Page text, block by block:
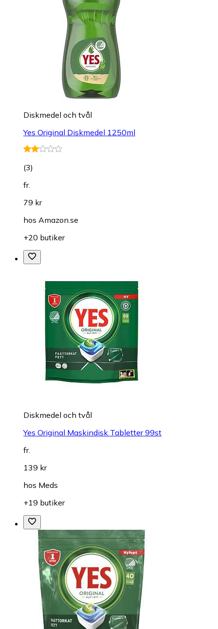
Diskmedel och tvål
Yes Original Diskmedel 1250ml
(3)
fr.
79 kr
hos Amazon.se
+20 butiker
Diskmedel och tvål
Yes Original Maskindisk Tabletter 99st
fr.
139 kr
hos Meds
+19 butiker